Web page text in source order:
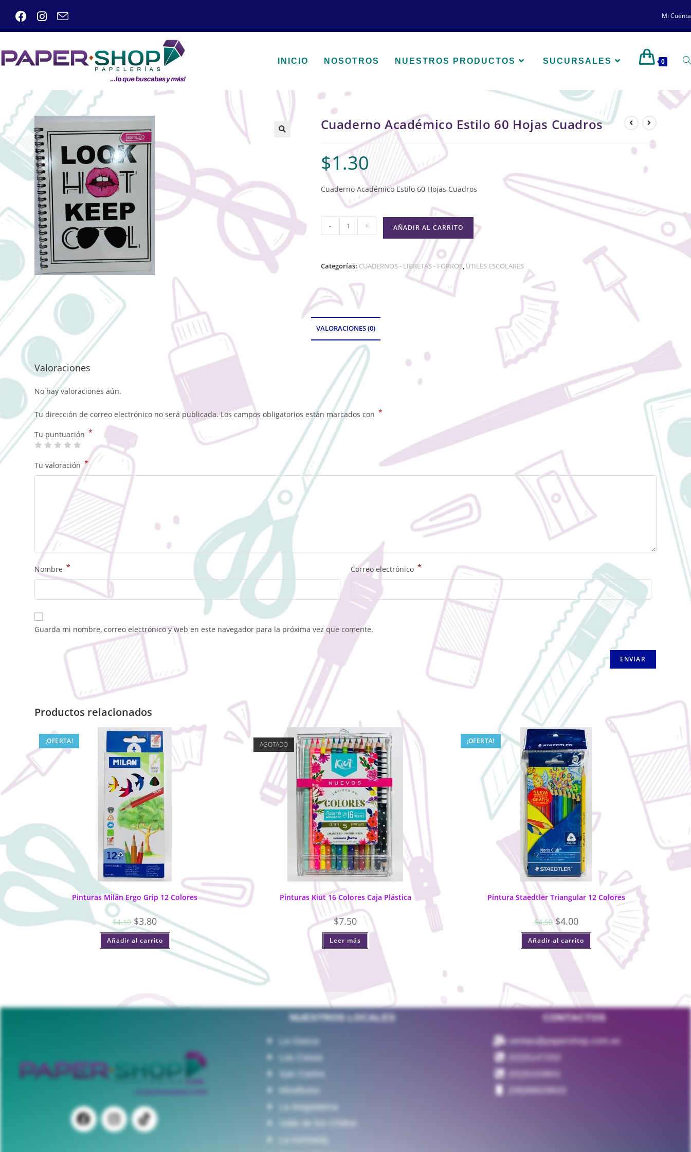
Mi Cuenta
INICIO NOSOTROS NUESTROS PRODUCTOS SUCURSALES 0
Cuaderno Académico Estilo 60 Hojas Cuadros
$1.30
Cuaderno Académico Estilo 60 Hojas Cuadros
- + AÑADIR AL CARRITO
Categorías: CUADERNOS - LIBRETAS - FORROS, ÚTILES ESCOLARES
VALORACIONES (0)
Valoraciones
No hay valoraciones aún.
Tu dirección de correo electrónico no será publicada. Los campos obligatorios están marcados con *
Tu puntuación *
Tu valoración *
Nombre * Correo electrónico *
Guarda mi nombre, correo electrónico y web en este navegador para la próxima vez que comente.
Productos relacionados
¡OFERTA!
Pinturas Milán Ergo Grip 12 Colores
$4.10 $3.80
Añadir al carrito
AGOTADO
Pinturas Kiut 16 Colores Caja Plástica
$7.50
Leer más
¡OFERTA!
Pintura Staedtler Triangular 12 Colores
$4.50 $4.00
Añadir al carrito
NUESTROS LOCALES
La Gasca
Las Casas
San Carlos
Miraflores
La Magdalena
Valle de los Chillos
La Kennedy
CONTACTOS
ventas@papershop.com.ec
(02)5147202
(02)5103601
(09)98829833